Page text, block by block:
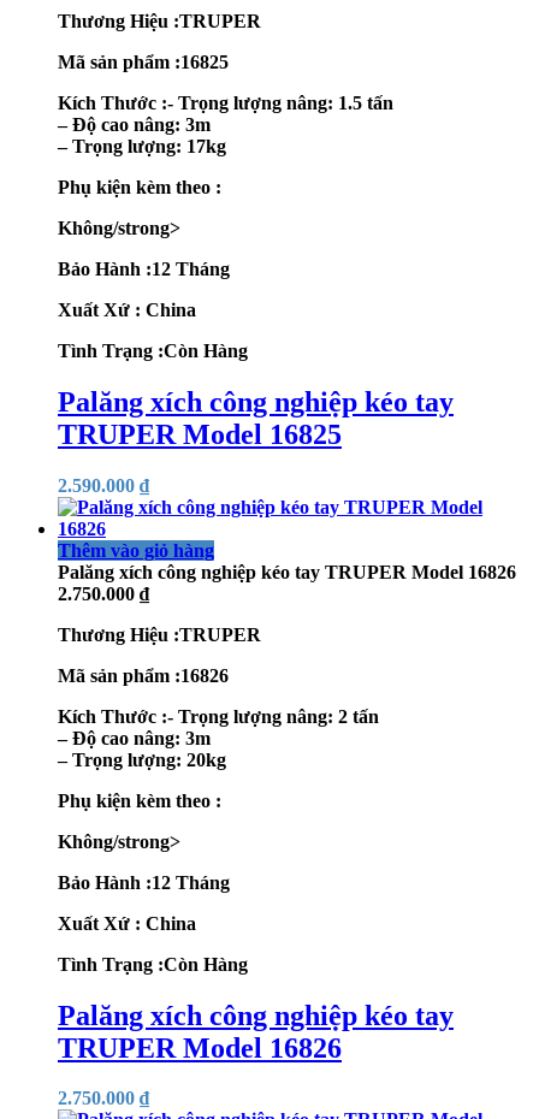
Thương Hiệu :TRUPER
Mã sản phẩm :16825
Kích Thước :- Trọng lượng nâng: 1.5 tấn
– Độ cao nâng: 3m
– Trọng lượng: 17kg
Phụ kiện kèm theo :
Không/strong>
Bảo Hành :12 Tháng
Xuất Xứ : China
Tình Trạng :Còn Hàng
Palăng xích công nghiệp kéo tay
TRUPER Model 16825
2.590.000 ₫
Thêm vào giỏ hàng
Palăng xích công nghiệp kéo tay TRUPER Model 16826
2.750.000 ₫
Thương Hiệu :TRUPER
Mã sản phẩm :16826
Kích Thước :- Trọng lượng nâng: 2 tấn
– Độ cao nâng: 3m
– Trọng lượng: 20kg
Phụ kiện kèm theo :
Không/strong>
Bảo Hành :12 Tháng
Xuất Xứ : China
Tình Trạng :Còn Hàng
Palăng xích công nghiệp kéo tay
TRUPER Model 16826
2.750.000 ₫